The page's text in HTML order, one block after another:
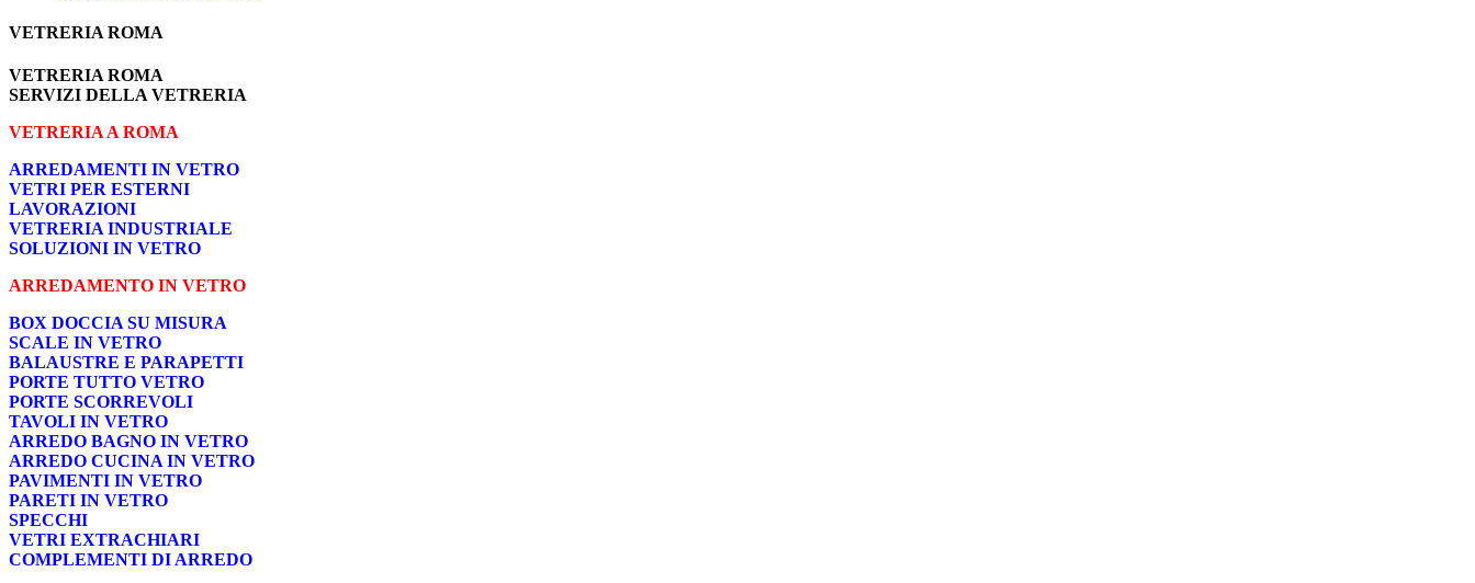
VETRERIA ROMA
VETRERIA ROMA
SERVIZI DELLA VETRERIA
VETRERIA A ROMA
ARREDAMENTI IN VETRO
VETRI PER ESTERNI
LAVORAZIONI
VETRERIA INDUSTRIALE
SOLUZIONI IN VETRO
ARREDAMENTO IN VETRO
BOX DOCCIA SU MISURA
SCALE IN VETRO
BALAUSTRE E PARAPETTI
PORTE TUTTO VETRO
PORTE SCORREVOLI
TAVOLI IN VETRO
ARREDO BAGNO IN VETRO
ARREDO CUCINA IN VETRO
PAVIMENTI IN VETRO
PARETI IN VETRO
SPECCHI
VETRI EXTRACHIARI
COMPLEMENTI DI ARREDO